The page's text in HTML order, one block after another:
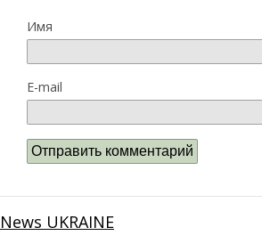
Имя
E-mail
News UKRAINE